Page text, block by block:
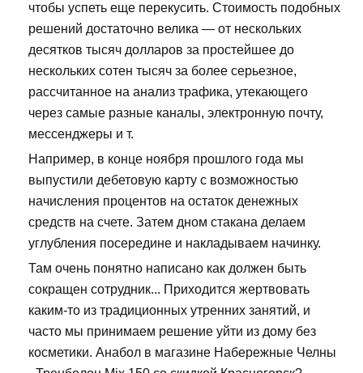
чтобы успеть еще перекусить. Стоимость подобных
решений достаточно велика — от нескольких
десятков тысяч долларов за простейшее до
нескольких сотен тысяч за более серьезное,
рассчитанное на анализ трафика, утекающего
через самые разные каналы, электронную почту,
мессенджеры и т.
Например, в конце ноября прошлого года мы
выпустили дебетовую карту с возможностью
начисления процентов на остаток денежных
средств на счете. Затем дном стакана делаем
углубления посередине и накладываем начинку.
Там очень понятно написано как должен быть
сокращен сотрудник... Приходится жертвовать
каким-то из традиционных утренних занятий, и
часто мы принимаем решение уйти из дому без
косметики. Анабол в магазине Набережные Челны